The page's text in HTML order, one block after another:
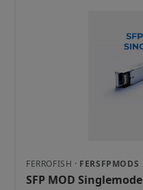
FERROFISH · FERSFPMODS
SFP MOD Singlemode